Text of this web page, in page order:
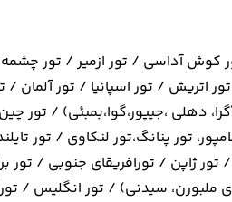
کوش آداسی / تور ازمیر / تور
تور اتریش / تور اسپانیا / تور
دهلی ،جیپور،گوا،بمبئی) / تور
تور پنانگ،تور لنکاوی / تور
/ تور ژاپن / تورافریقای جنوبی /
ملبورن، سیدنی) / تور انگلیس /